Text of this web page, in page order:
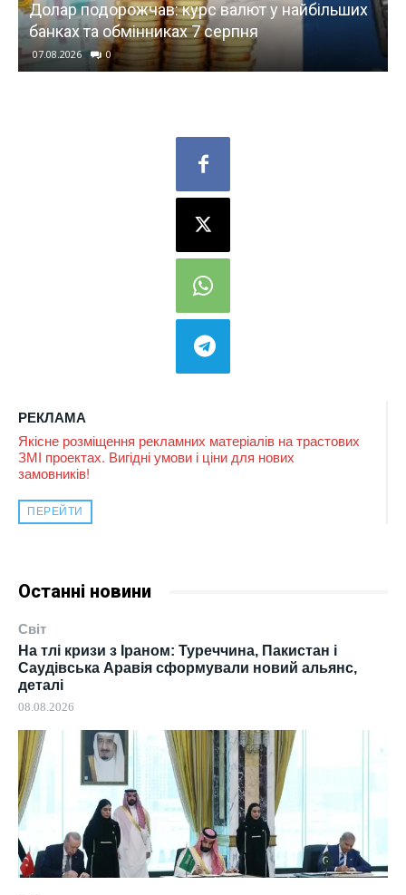
РЕКЛАМА
Якісне розміщення рекламних матеріалів на трастових
ЗМІ проектах. Вигідні умови і ціни для нових
замовників!
ПЕРЕЙТИ
Останні новини
Світ
На тлі кризи з Іраном: Туреччина, Пакистан і
Саудівська Аравія сформували новий альянс,
деталі
08.08.2026
Долар подорожчав: курс валют у найбільших
банках та обмінниках 7 серпня
07.08.2026 0